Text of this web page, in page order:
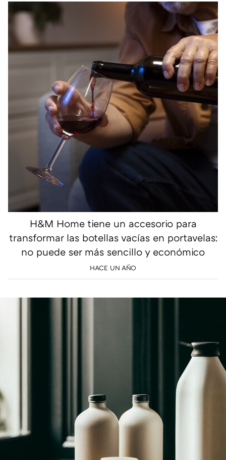
H&M Home tiene un accesorio para
transformar las botellas vacías en portavelas:
no puede ser más sencillo y económico
HACE UN AÑO